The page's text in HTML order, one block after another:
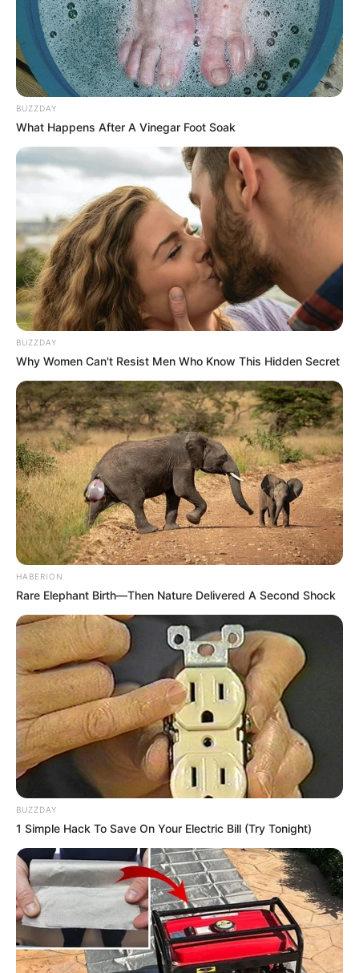
BUZZDAY
What Happens After A Vinegar Foot Soak
BUZZDAY
Why Women Can't Resist Men Who Know This Hidden Secret
HABERION
Rare Elephant Birth—Then Nature Delivered A Second Shock
BUZZDAY
1 Simple Hack To Save On Your Electric Bill (Try Tonight)